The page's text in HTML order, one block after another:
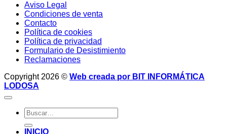
Aviso Legal
Condiciones de venta
Contacto
Política de cookies
Política de privacidad
Formulario de Desistimiento
Reclamaciones
Copyright 2026 © Web creada por BIT INFORMÁTICA
LODOSA
Buscar
por:
INICIO